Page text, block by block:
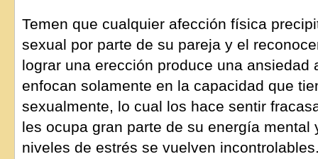
Temen que cualquier afección física
sexual por parte de su pareja y el
lograr una erección produce una ansiedad
enfocan solamente en la capacidad que
sexualmente, lo cual los hace sentir
les ocupa gran parte de su energía mental
niveles de estrés se vuelven